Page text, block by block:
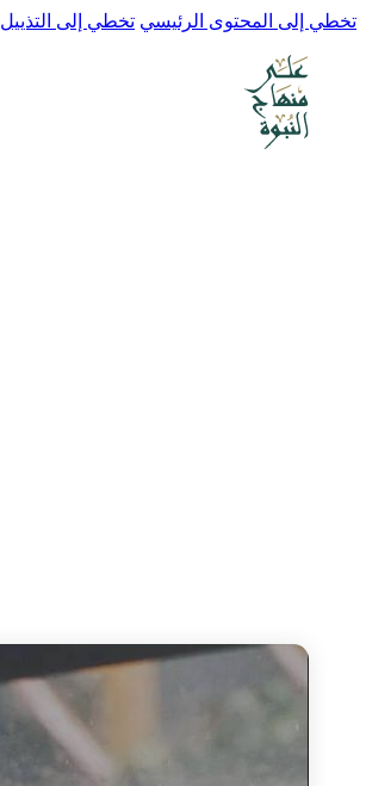
تخطي إلى المحتوى الرئيسي تخطي إلى التذييل